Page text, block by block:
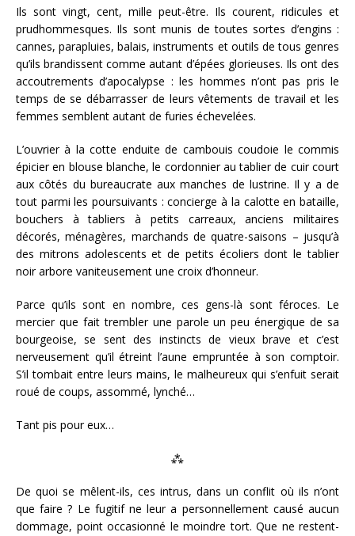
Ils sont vingt, cent, mille peut-être. Ils courent, ridicules et
prudhommesques. Ils sont munis de toutes sortes d’engins :
cannes, parapluies, balais, instruments et outils de tous genres
qu’ils brandissent comme autant d’épées glorieuses. Ils ont des
accoutrements d’apocalypse : les hommes n’ont pas pris le
temps de se débarrasser de leurs vêtements de travail et les
femmes semblent autant de furies échevelées.
L’ouvrier à la cotte enduite de cambouis coudoie le commis
épicier en blouse blanche, le cordonnier au tablier de cuir court
aux côtés du bureaucrate aux manches de lustrine. Il y a de
tout parmi les poursuivants : concierge à la calotte en bataille,
bouchers à tabliers à petits carreaux, anciens militaires
décorés, ménagères, marchands de quatre-saisons – jusqu’à
des mitrons adolescents et de petits écoliers dont le tablier
noir arbore vaniteusement une croix d’honneur.
Parce qu’ils sont en nombre, ces gens-là sont féroces. Le
mercier que fait trembler une parole un peu énergique de sa
bourgeoise, se sent des instincts de vieux brave et c’est
nerveusement qu’il étreint l’aune empruntée à son comptoir.
S’il tombait entre leurs mains, le malheureux qui s’enfuit serait
roué de coups, assommé, lynché…
Tant pis pour eux…
⁂
De quoi se mêlent-ils, ces intrus, dans un conflit où ils n’ont
que faire ? Le fugitif ne leur a personnellement causé aucun
dommage, point occasionné le moindre tort. Que ne restent-